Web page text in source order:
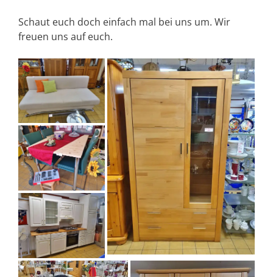
Schaut euch doch einfach mal bei uns um. Wir
freuen uns auf euch.